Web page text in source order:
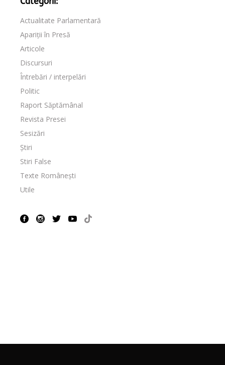
Actualitate Parlamentară
Apariții în Presă
Articole
Discursuri
Întrebări / interpelări
Politic
Raport Săptămânal
Revista Presei
Sesizări
Știri
Stiri False
Texte Românești
Utile